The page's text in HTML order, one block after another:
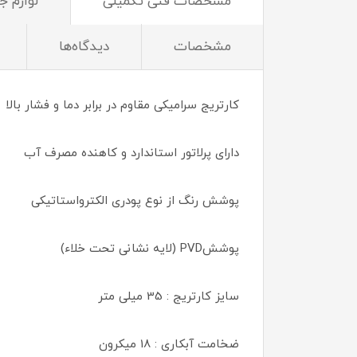
مشخصات دیدگاه‌ها
کارتریج سرامیکی مقاوم در برابر دما و فشار بالا
دارای پرلاتور استاندارد و کاهنده مصرف آب
پوشش رنگ از نوع پودری الکترواستاتیکی
پوششPVD (لایه نشانی تحت خلاء)
سایز کارتریج : 35 میلی متر
ضخامت آبکاری : 18 میکرون